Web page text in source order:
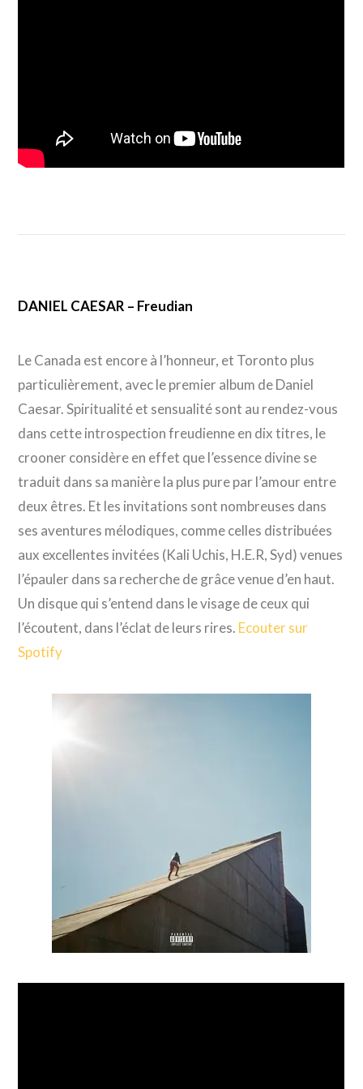
DANIEL CAESAR – Freudian
Le Canada est encore à l’honneur, et Toronto plus
particulièrement, avec le premier album de Daniel
Caesar. Spiritualité et sensualité sont au rendez-vous
dans cette introspection freudienne en dix titres, le
crooner considère en effet que l’essence divine se
traduit dans sa manière la plus pure par l’amour entre
deux êtres. Et les invitations sont nombreuses dans
ses aventures mélodiques, comme celles distribuées
aux excellentes invitées (Kali Uchis, H.E.R, Syd) venues
l’épauler dans sa recherche de grâce venue d’en haut.
Un disque qui s’entend dans le visage de ceux qui
l’écoutent, dans l’éclat de leurs rires. Ecouter sur
Spotify